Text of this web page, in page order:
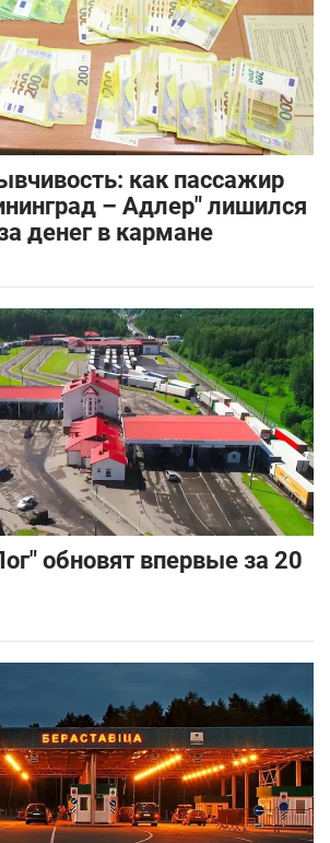
как пассажир
– Адлер" лишился
денег в кармане
обновят впервые за 20